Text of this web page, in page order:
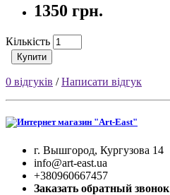
1350 грн.
Кількість
Купити
0 відгуків /Написати відгук
г. Вышгород, Кургузова 14
info@art-east.ua
+380960667457
Заказать обратный звонок